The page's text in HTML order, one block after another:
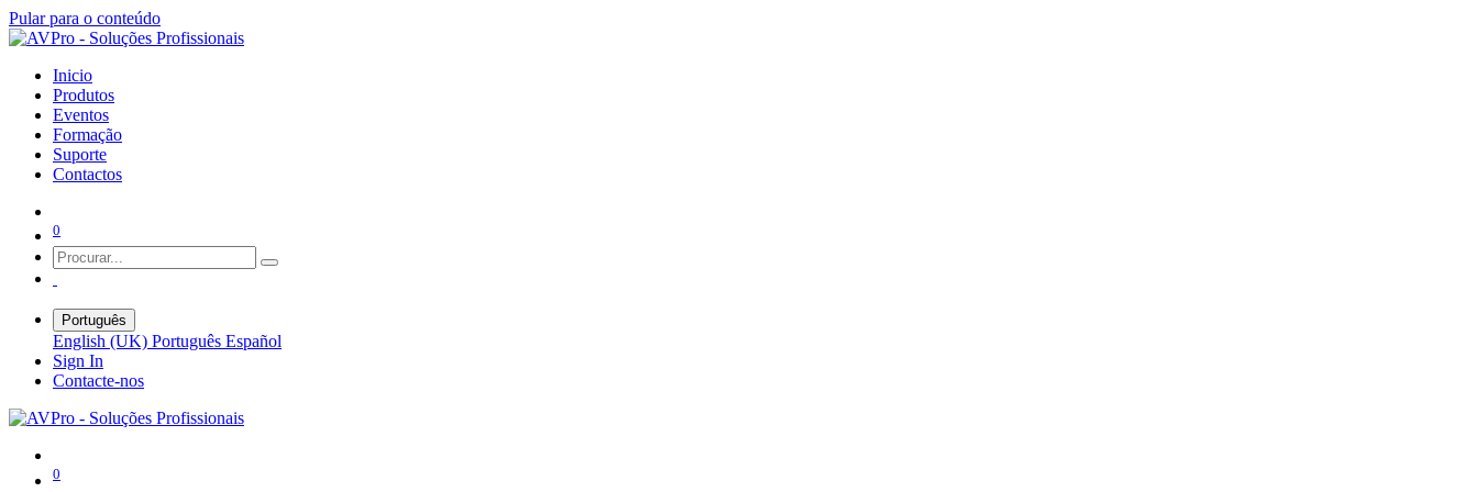
Pular para o conteúdo
Inicio
Produtos
Eventos
Formação
Suporte
Contactos
0
Português
English (UK) Português Español
Sign In
Contacte-nos
0